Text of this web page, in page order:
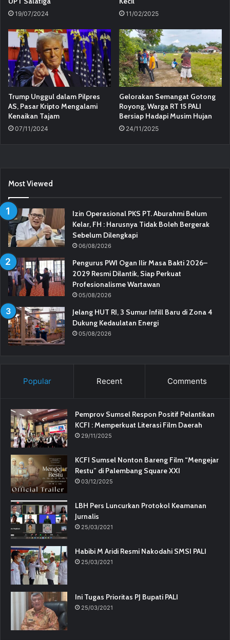
19/07/2024 11/02/2025
Trump Unggul dalam Pilpres
AS, Pasar Kripto Mengalami
Kenaikan Tajam
07/11/2024
Gelorakan Semangat Gotong
Royong, Warga RT 15 PALI
Bersiap Hadapi Musim Hujan
24/11/2025
Most Viewed
Izin Operasional PKS PT. Aburahmi Belum
Kelar, FH : Harusnya Tidak Boleh Bergerak
Sebelum Dilengkapi
06/08/2026
Pengurus PWI Ogan Ilir Masa Bakti 2026–
2029 Resmi Dilantik, Siap Perkuat
Profesionalisme Wartawan
05/08/2026
Jelang HUT RI, 3 Sumur Infill Baru di Zona 4
Dukung Kedaulatan Energi
05/08/2026
Popular Recent Comments
Pemprov Sumsel Respon Positif Pelantikan
KCFI : Memperkuat Literasi Film Daerah
29/11/2025
KCFI Sumsel Nonton Bareng Film “Mengejar
Restu” di Palembang Square XXI
03/12/2025
LBH Pers Luncurkan Protokol Keamanan
Jurnalis
25/03/2021
Habibi M Aridi Resmi Nakodahi SMSI PALI
25/03/2021
Ini Tugas Prioritas PJ Bupati PALI
25/03/2021